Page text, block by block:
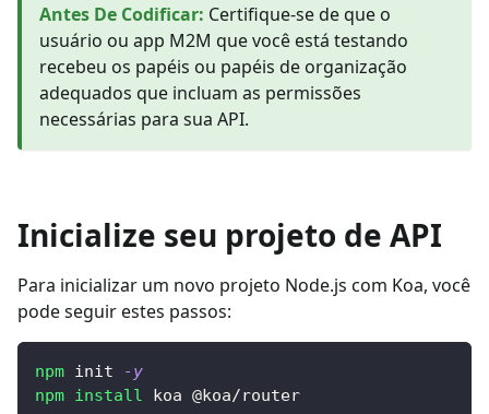
Antes De Codificar: Certifique-se de que o
usuário ou app M2M que você está testando
recebeu os papéis ou papéis de organização
adequados que incluam as permissões
necessárias para sua API.
Inicialize seu projeto de API
Para inicializar um novo projeto Node.js com Koa, você
pode seguir estes passos:
npm init
-y
npm install koa @koa/router